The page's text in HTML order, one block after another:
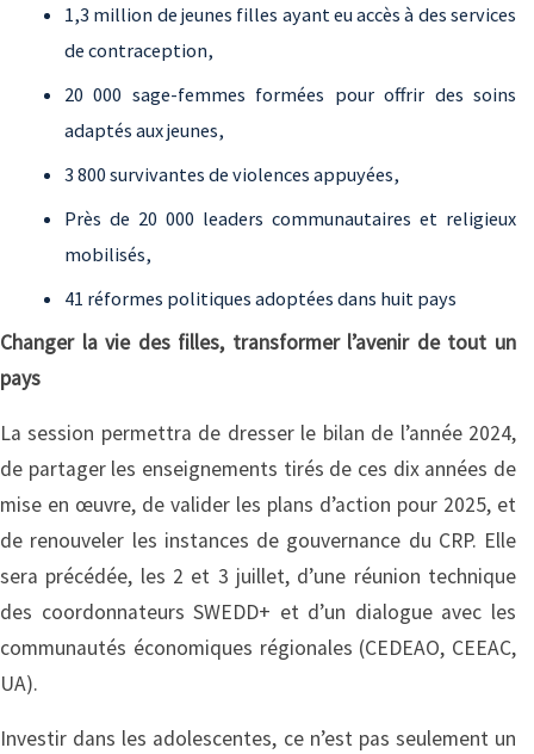
1,3 million de jeunes filles ayant eu accès à des services
de contraception,
20 000 sage-femmes formées pour offrir des soins
adaptés aux jeunes,
3 800 survivantes de violences appuyées,
Près de 20 000 leaders communautaires et religieux
mobilisés,
41 réformes politiques adoptées dans huit pays
Changer la vie des filles, transformer l’avenir de tout un
pays
La session permettra de dresser le bilan de l’année 2024,
de partager les enseignements tirés de ces dix années de
mise en œuvre, de valider les plans d’action pour 2025, et
de renouveler les instances de gouvernance du CRP. Elle
sera précédée, les 2 et 3 juillet, d’une réunion technique
des coordonnateurs SWEDD+ et d’un dialogue avec les
communautés économiques régionales (CEDEAO, CEEAC,
UA).
Investir dans les adolescentes, ce n’est pas seulement un